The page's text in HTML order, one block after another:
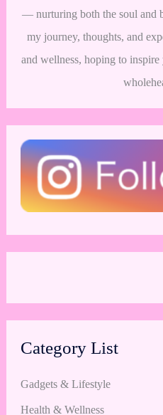
— nurturing both the soul and
my journey, thoughts, and
and wellness, hoping to
Category List
Gadgets & Lifestyle
Health & Wellness